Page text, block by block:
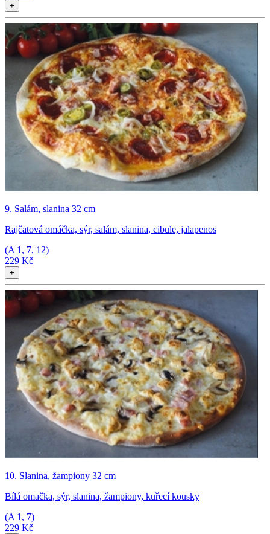
+
9. Salám, slanina 32 cm
Rajčatová omáčka, sýr, salám, slanina, cibule, jalapenos
(A 1, 7, 12)
229 Kč
+
10. Slanina, žampiony 32 cm
Bílá omačka, sýr, slanina, žampiony, kuřecí kousky
(A 1, 7)
229 Kč